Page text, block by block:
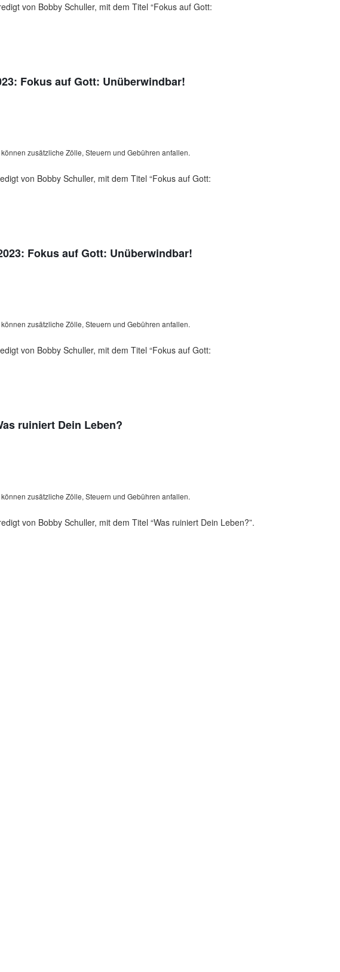
von Bobby Schuller, mit dem Titel “Fokus auf Gott:
Fokus auf Gott: Unüberwindbar!
zusätzliche Zölle, Steuern und Gebühren anfallen.
von Bobby Schuller, mit dem Titel “Fokus auf Gott:
Fokus auf Gott: Unüberwindbar!
zusätzliche Zölle, Steuern und Gebühren anfallen.
von Bobby Schuller, mit dem Titel “Fokus auf Gott:
ruiniert Dein Leben?
zusätzliche Zölle, Steuern und Gebühren anfallen.
von Bobby Schuller, mit dem Titel “Was ruiniert Dein Leben?”.